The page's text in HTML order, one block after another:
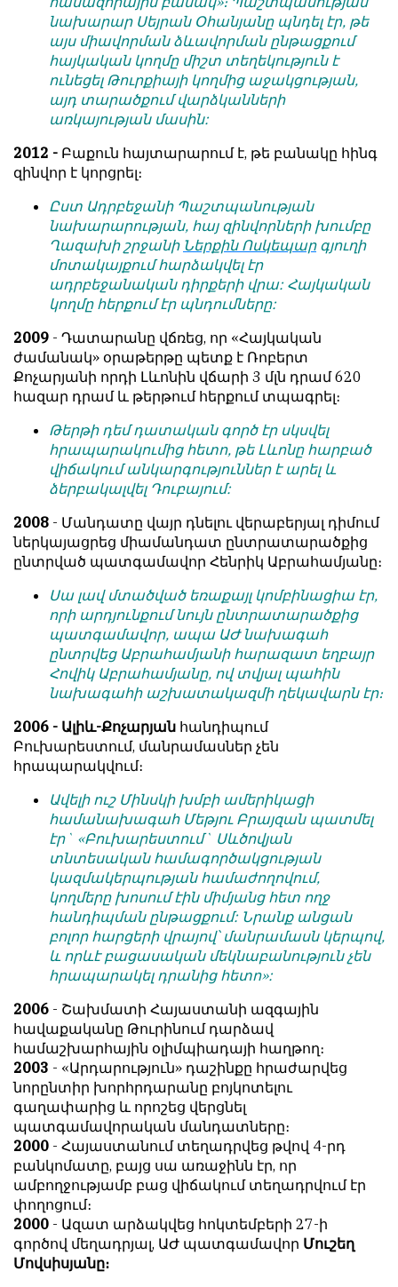
նախարար Սեյրան Օհանյանը պնդել էր, թե
այս միավորման ձևավորման ընթացքում
հայկական կողմը միշտ տեղեկություն է
ունեցել Թուրքիայի կողմից աջակցության,
այդ տարածքում վարձկանների
առկայության մասին:
2012 - Բաքուն հայտարարում է, թե բանակը հինգ
զինվոր է կորցրել։
Ըստ Ադրբեջանի Պաշտպանության
նախարարության, հայ զինվորների խումբը
Ղազախի շրջանի Ներքին Ոսկեպարգյուղի
մոտակայքում հարձակվել էր
ադրբեջանական դիրքերի վրա: Հայկական
կողմը հերքում էր պնդումները:
2009 - Դատարանը վճռեց, որ «Հայկական
ժամանակ» օրաթերթը պետք է Ռոբերտ
Քոչարյանի որդի Լևոնին վճարի 3 մլն դրամ 620
հազար դրամ և թերթում հերքում տպագրել։
Թերթի դեմ դատական գործ էր սկսվել
հրապարակումից հետո, թե Լևոնը հարբած
վիճակում անկարգություններ է արել և
ձերբակալվել Դուբայում:
2008 - Մանդատը վայր դնելու վերաբերյալ դիմում
ներկայացրեց միամանդատ ընտրատարածքից
ընտրված պատգամավոր Հենրիկ Աբրահամյանը։
Սա լավ մտածված եռաքայլ կոմբինացիա էր,
որի արդյունքում նույն ընտրատարածքից
պատգամավոր, ապա ԱԺ նախագահ
ընտրվեց Աբրահամյանի հարազատ եղբայր
Հովիկ Աբրահամյանը, ով տվյալ պահին
նախագահի աշխատակազմի ղեկավարն էր։
2006 - Ալիև-Քոչարյան հանդիպում
Բուխարեստում, մանրամասներ չեն
հրապարակվում։
Ավելի ուշ Մինսկի խմբի ամերիկացի
համանախագահ Մեթյու Բրայզան պատմել
էր` «Բուխարեստում` Սևծովյան
տնտեսական համագործակցության
կազմակերպության համաժողովում,
կողմերը խոսում էին միմյանց հետ ողջ
հանդիպման ընթացքում: Նրանք անցան
բոլոր հարցերի վրայով՝ մանրամասն կերպով,
և որևէ բացասական մեկնաբանություն չեն
հրապարակել դրանից հետո»:
2006 - Շախմատի Հայաստանի ազգային
հավաքականը Թուրինում դարձավ
համաշխարհային օլիմպիադայի հաղթող։
2003 - «Արդարություն» դաշինքը հրաժարվեց
նորընտիր խորհրդարանը բոյկոտելու
գաղափարից և որոշեց վերցնել
պատգամավորական մանդատները։
2000 - Հայաստանում տեղադրվեց թվով 4-րդ
բանկոմատը, բայց սա առաջինն էր, որ
ամբողջությամբ բաց վիճակում տեղադրվում էր
փողոցում։
2000 - Ազատ արձակվեց հոկտեմբերի 27-ի
գործով մեղադրյալ, ԱԺ պատգամավոր Մուշեղ
Մովսիսյանը։